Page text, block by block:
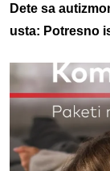
Dete sa
usta: Potresno